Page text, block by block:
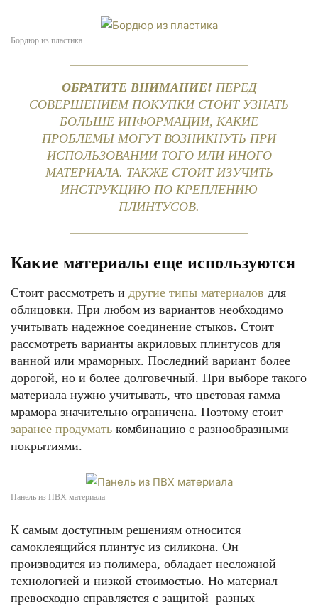
Бордюр из пластика
ОБРАТИТЕ ВНИМАНИЕ! ПЕРЕД
СОВЕРШЕНИЕМ ПОКУПКИ СТОИТ УЗНАТЬ
БОЛЬШЕ ИНФОРМАЦИИ, КАКИЕ
ПРОБЛЕМЫ МОГУТ ВОЗНИКНУТЬ ПРИ
ИСПОЛЬЗОВАНИИ ТОГО ИЛИ ИНОГО
МАТЕРИАЛА. ТАКЖЕ СТОИТ ИЗУЧИТЬ
ИНСТРУКЦИЮ ПО КРЕПЛЕНИЮ
ПЛИНТУСОВ.
Какие материалы еще используются
Стоит рассмотреть и другие типы материалов для
облицовки. При любом из вариантов необходимо
учитывать надежное соединение стыков. Стоит
рассмотреть варианты акриловых плинтусов для
ванной или мраморных. Последний вариант более
дорогой, но и более долговечный. При выборе такого
материала нужно учитывать, что цветовая гамма
мрамора значительно ограничена. Поэтому стоит
заранее продумать комбинацию с разнообразными
покрытиями.
Панель из ПВХ материала
К самым доступным решениям относится
самоклеящийся плинтус из силикона. Он
производится из полимера, обладает несложной
технологией и низкой стоимостью. Но материал
превосходно справляется с защитой разных